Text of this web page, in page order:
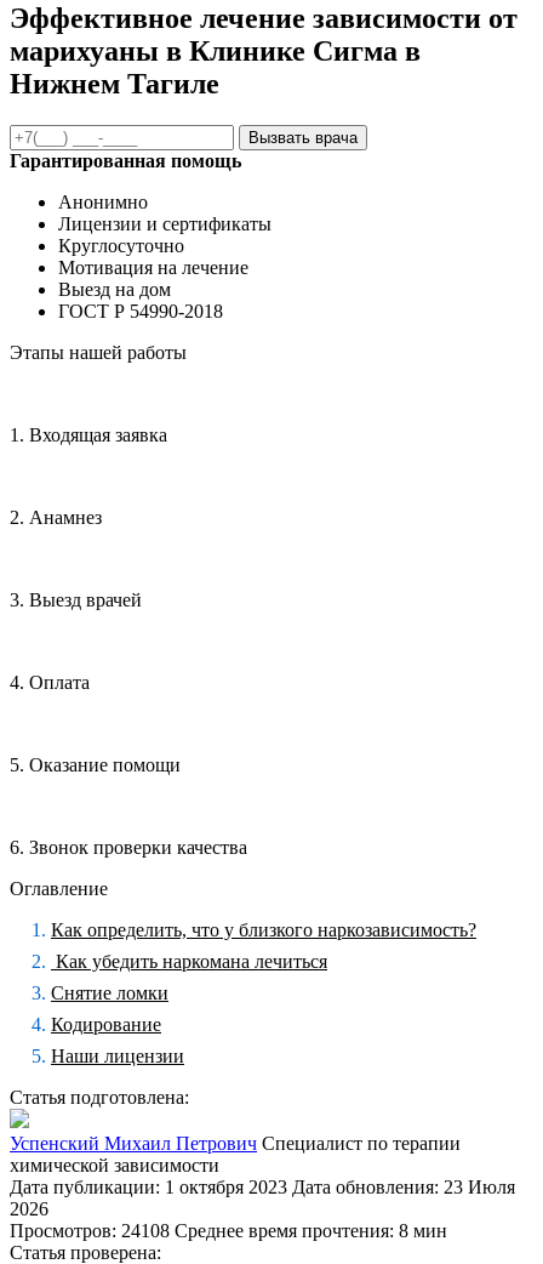
Эффективное лечение зависимости от
марихуаны в Клинике Сигма в
Нижнем Тагиле
Вызвать врача
Гарантированная помощь
Анонимно
Лицензии и сертификаты
Круглосуточно
Мотивация на лечение
Выезд на дом
ГОСТ Р 54990-2018
Этапы нашей работы
1. Входящая заявка
2. Анамнез
3. Выезд врачей
4. Оплата
5. Оказание помощи
6. Звонок проверки качества
Оглавление
Как определить, что у близкого наркозависимость?
Как убедить наркомана лечиться
Снятие ломки
Кодирование
Наши лицензии
Статья подготовлена:
Успенский Михаил Петрович Специалист по терапии
химической зависимости
Дата публикации: 1 октября 2023 Дата обновления: 23 Июля
2026
Просмотров: 24108 Среднее время прочтения: 8 мин
Статья проверена: